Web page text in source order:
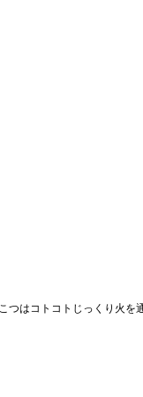
はコトコトじっくり火を